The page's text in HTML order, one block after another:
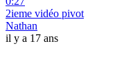
2ieme vidéo pivot
Nathan
il y a 17 ans